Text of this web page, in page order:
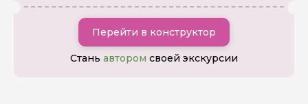
Перейти в конструктор
Стань автором своей экскурсии